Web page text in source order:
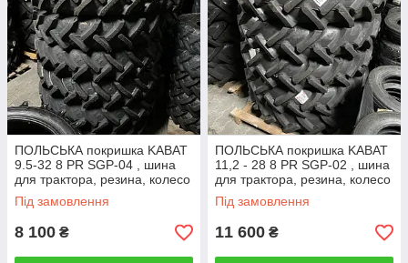
ПОЛЬСЬКА покришка KABAT
9.5-32 8 PR SGP-04 , шина
для трактора, резина, колесо
Під замовлення
8 100 ₴
ПОЛЬСЬКА покришка KABAT
11,2 - 28 8 PR SGP-02 , шина
для трактора, резина, колесо
Під замовлення
11 600 ₴